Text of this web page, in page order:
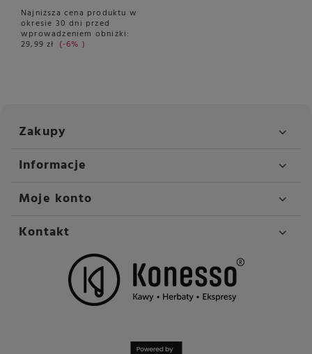
Najniższa cena produktu w
okresie 30 dni przed
wprowadzeniem obniżki:
29,99 zł -6%
Zakupy
Informacje
Moje konto
Kontakt